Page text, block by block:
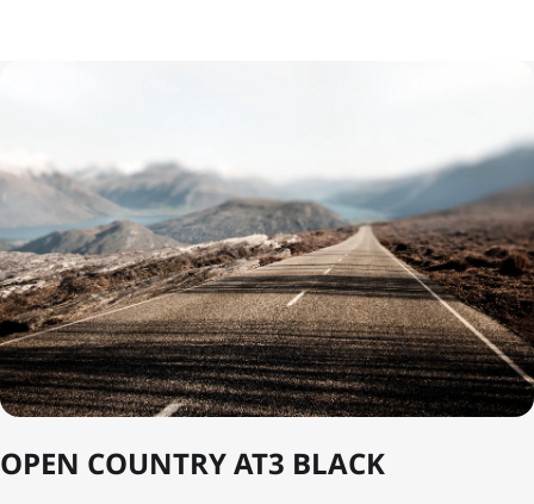
OPEN COUNTRY AT3 BLACK